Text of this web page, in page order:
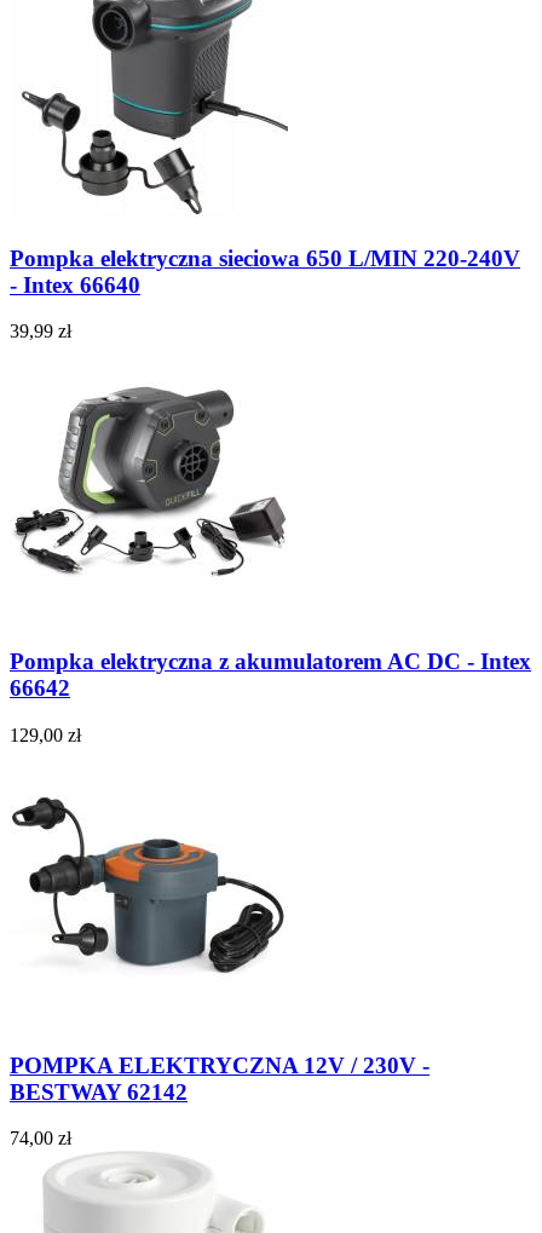
Pompka elektryczna sieciowa 650 L/MIN 220-240V
- Intex 66640
39,99 zł
Pompka elektryczna z akumulatorem AC DC - Intex
66642
129,00 zł
POMPKA ELEKTRYCZNA 12V / 230V -
BESTWAY 62142
74,00 zł